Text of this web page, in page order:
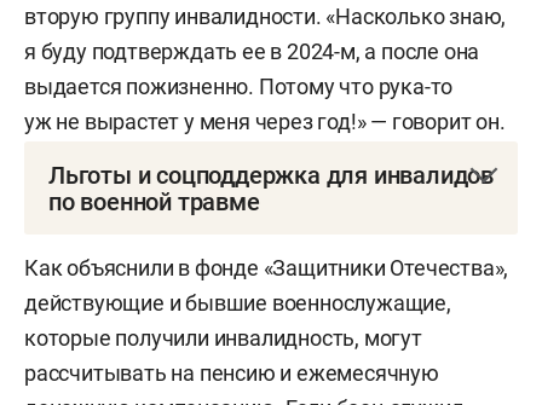
в стационар, если там есть какие-то ошибки,
а напрямую взаимодействовать с больницей,
чтобы не затягивались сроки. Сами бюро после
получения бумаг должны направить бойца
Его можно будет провести как при личном
присутствии гражданина (сотрудники бюро
могут выехать к нему в больницу, по месту
проживания или нахождения), так и заочно, т. е.
просто по приложенным медсправкам.
В качестве причины инвалидности может быть
вторую группу инвалидности. «Насколько знаю,
я буду подтверждать ее в 2024-м, а после она
выдается пожизненно. Потому что рука-то
уж не вырастет у меня через год!» — говорит он.
Льготы и соцподдержка для инвалидов
по военной травме
Меры соцподдержки военных, которые стали
инвалидами из-за ранений на службе, прописаны
в ст. 14 ФЗ «О ветеранах» от 1995 года. Это
следующее:
Как объяснили в фонде «Защитники Отечества»,
действующие и бывшие военнослужащие,
которые получили инвалидность, могут
рассчитывать на пенсию и ежемесячную